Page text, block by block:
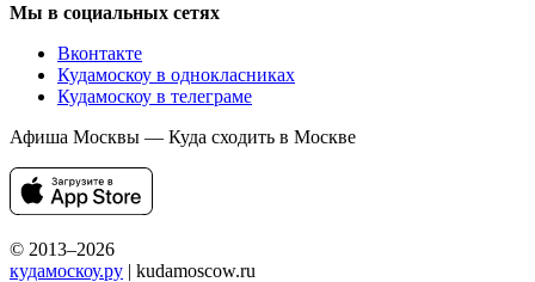
Мы в социальных сетях
Вконтакте
Кудамоскоу в однокласниках
Кудамоскоу в телеграме
Афиша Москвы — Куда сходить в Москве
© 2013–2026
кудамоскоу.ру | kudamoscow.ru